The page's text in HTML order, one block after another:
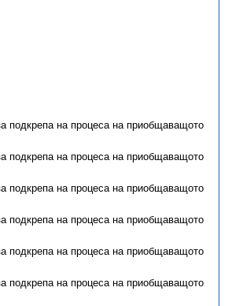
подкрепа на процеса на приобщаващото
подкрепа на процеса на приобщаващото
подкрепа на процеса на приобщаващото
подкрепа на процеса на приобщаващото
подкрепа на процеса на приобщаващото
подкрепа на процеса на приобщаващото